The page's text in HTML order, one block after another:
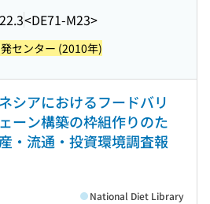
<DE71-M23>
センター (2010年)
シアにおけるフードバリ
ーン構築の枠組作りのた
・流通・投資環境調査報
National Diet Library